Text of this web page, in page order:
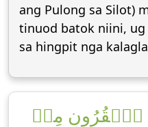
ang Pulong sa Silot)
tinuod batok niini,
sa hingpit nga
ٱلۡقُرُونِ مِنۢ